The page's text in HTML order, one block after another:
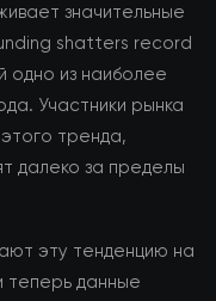
значительные
shatters record
одно из наиболее
Участники рынка
тренда,
далеко за пределы
эту тенденцию на
теперь данные